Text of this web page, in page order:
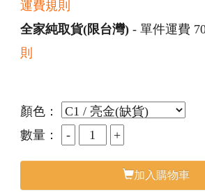
運費規則
全家純取貨(限台灣)- 單件運費
則
顏色：
數量：
加入購物車